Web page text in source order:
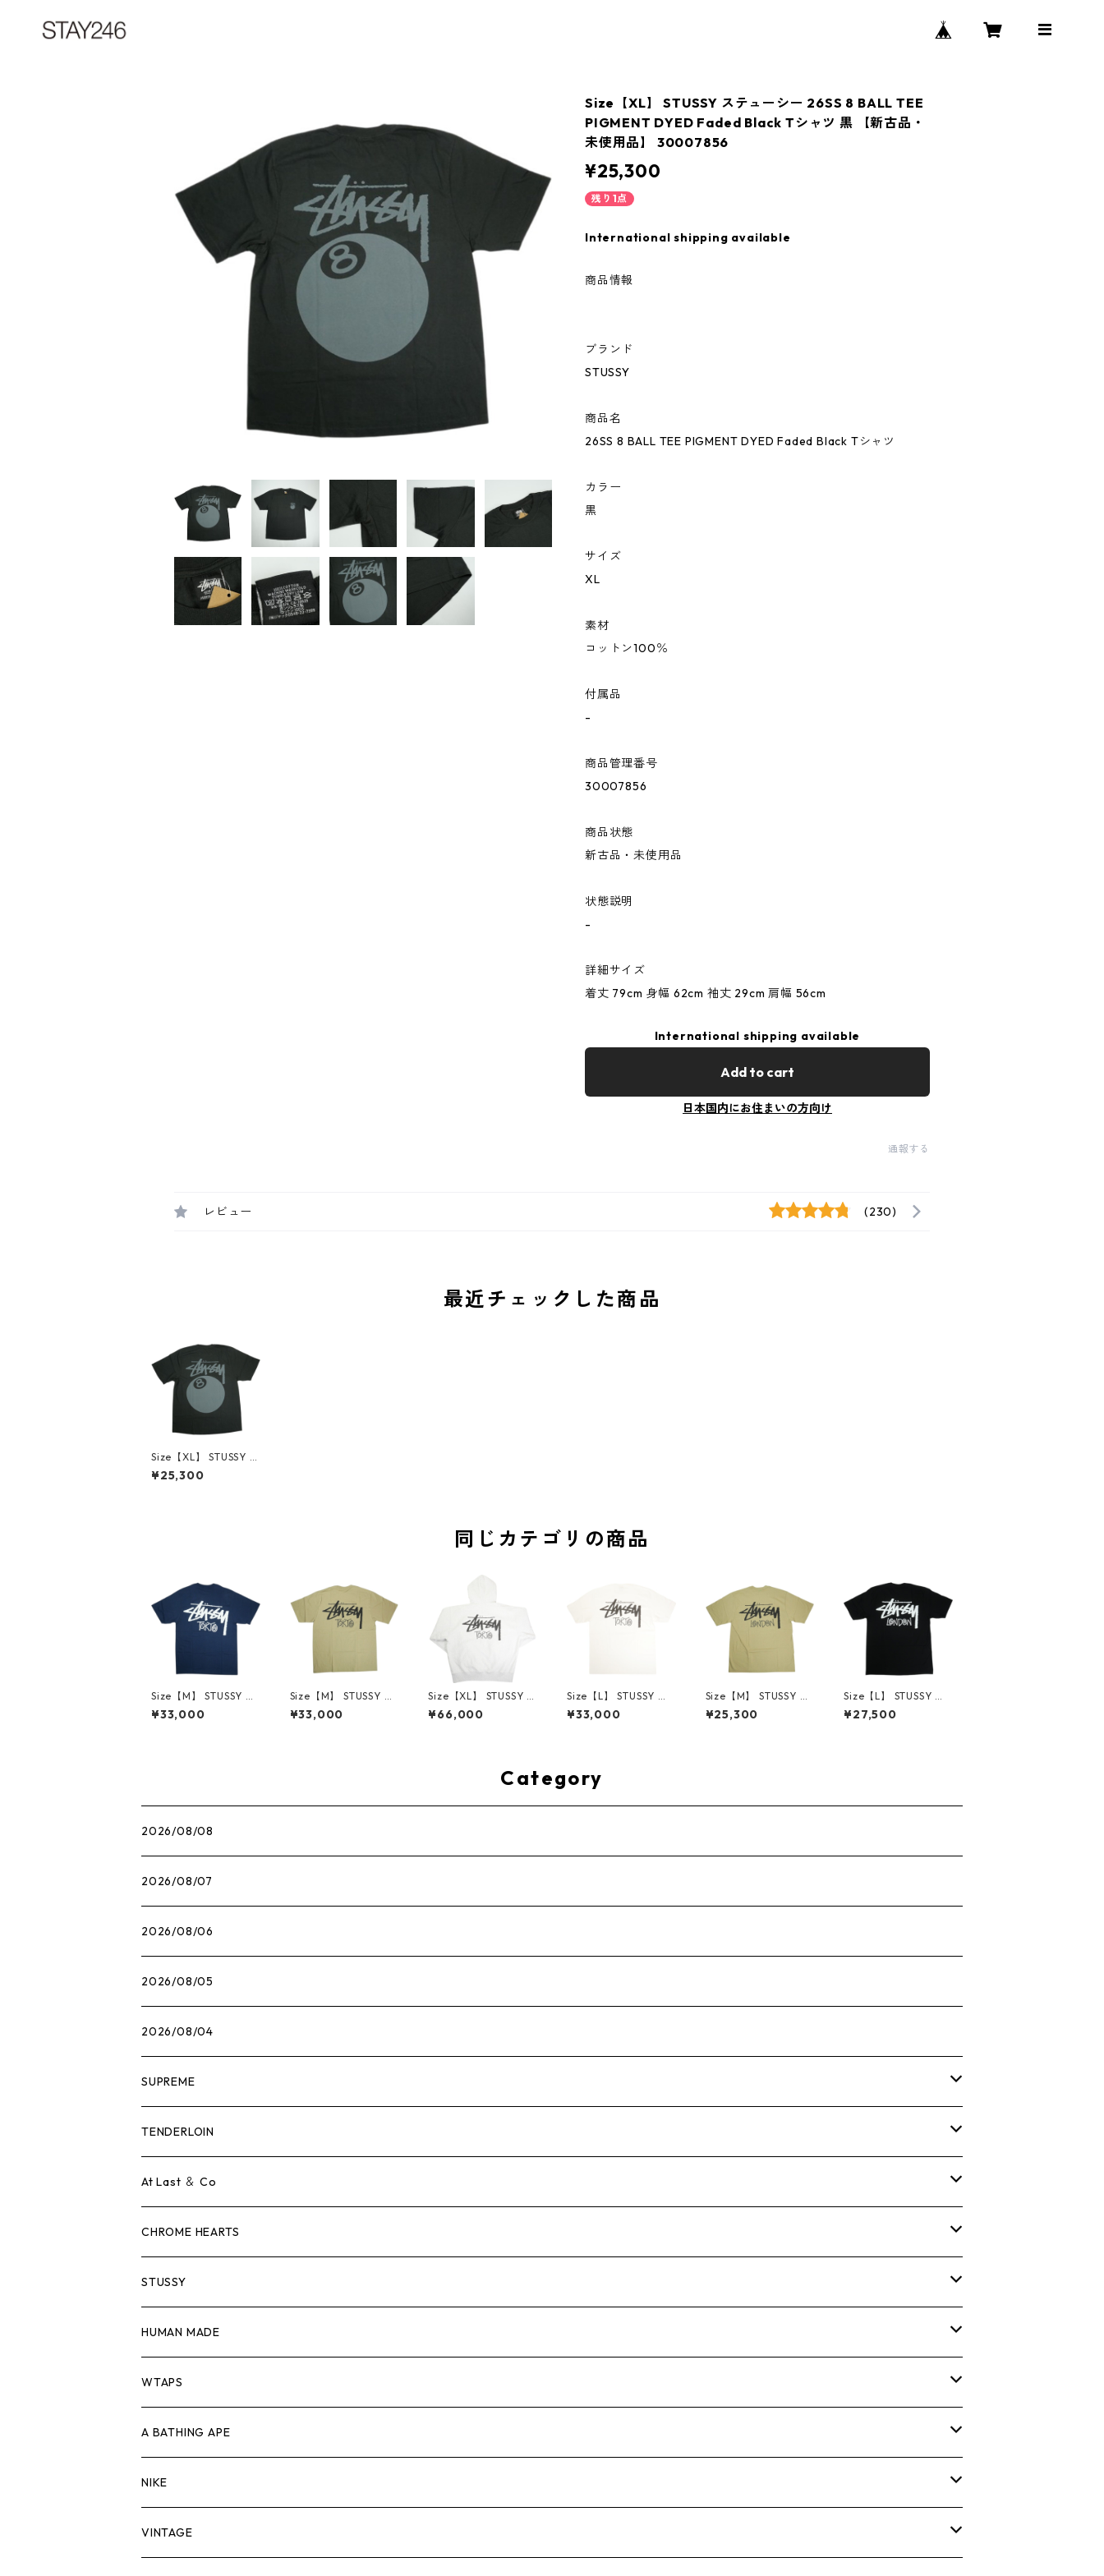
Size【XL】 STUSSY ステューシー 26SS 8 BALL TEE
PIGMENT DYED Faded Black Tシャツ 黒 【新古品・
未使用品】 30007856
¥25,300
残り1点
International shipping available
商品情報
ブランド
STUSSY
商品名
26SS 8 BALL TEE PIGMENT DYED Faded Black Tシャツ
カラー
黒
サイズ
XL
素材
コットン100％
付属品
-
商品管理番号
30007856
商品状態
新古品・未使用品
状態説明
-
詳細サイズ
着丈 79cm 身幅 62cm 袖丈 29cm 肩幅 56cm
International shipping available
Add to cart
日本国内にお住まいの方向け
通報する
レビュー (230)
最近チェックした商品
Size【XL】 STUSSY ス
テューシー 26SS 8 BA
LL TEE PIGMENT DYE
¥25,300
同じカテゴリの商品
Size【M】 STUSSY ス
テューシー STOCK TO
KYO TEE NAVY 東京
¥33,000
Size【M】 STUSSY ス
テューシー STOCK TO
KYO TEE KAHKI 東京
¥33,000
Size【XL】 STUSSY ス
テューシー STOCK TO
KYO ZIP HOOD ASH
¥66,000
Size【L】 STUSSY ス
テューシー STOCK TO
KYO TEE WHITE 東京
¥33,000
Size【M】 STUSSY ス
テューシー STOCK LO
NDON TEE KHAKI ロ
¥25,300
Size【L】 STUSSY ス
テューシー STOCK LO
NDON TEE BLACK ロ
¥27,500
Category
2026/08/08
2026/08/07
2026/08/06
2026/08/05
2026/08/04
SUPREME
Tシャツ
ロンTEE
スウェット/ニット
シャツ
ジャケット
パンツ
キャップ・ハット
バッグ
シューズ
TENDERLOIN
Tシャツ
ロンTEE
スウェット/ニット
シャツ
ジャケット
パンツ
キャップ・ハット
バッグ
At Last ＆ Co
Tシャツ
ロンTEE
スウェット/ニット
シャツ
ジャケット
パンツ
キャップ・ハット
CHROME HEARTS
Tシャツ
ロンTEE
スウェット/ニット
シャツ
ジャケット
パンツ
STUSSY
Tシャツ
ロンTEE
スウェット/ニット
シャツ
ジャケット
HUMAN MADE
Tシャツ
ロンT
スウェット/ニット
シャツ
WTAPS
Tシャツ
ロンTEE
スウェット/ニット
A BATHING APE
Tシャツ
ロンTEE
NIKE
シューズ
VINTAGE